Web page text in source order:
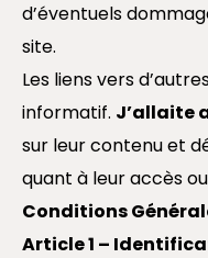
d’éventuels
site.
Les liens vers
informatif. J’allaite
sur leur contenu et
quant à leur accès
Conditions
Article 1 –